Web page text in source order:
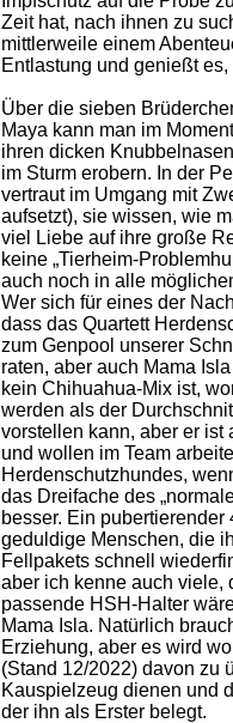
Zeit hat, nach ihnen zu
mittlerweile einem
Entlastung und genießt
Über die sieben
Maya kann man im
ihren dicken
im Sturm erobern. In der
vertraut im Umgang mit
aufsetzt), sie wissen, wie
viel Liebe auf ihre große
keine „Tierheim-
auch noch in alle
Wer sich für eines der
dass das Quartett
zum Genpool unserer
raten, aber auch Mama
kein Chihuahua-Mix ist,
werden als der
vorstellen kann, aber er ist
und wollen im Team
Herdenschutzhundes,
das Dreifache des
besser. Ein
geduldige Menschen, die
Fellpakets schnell
aber ich kenne auch viele,
passende HSH-Halter
Mama Isla. Natürlich
Erziehung, aber es wird
(Stand 12/2022) davon zu
Kauspielzeug dienen und
der ihn als Erster belegt.